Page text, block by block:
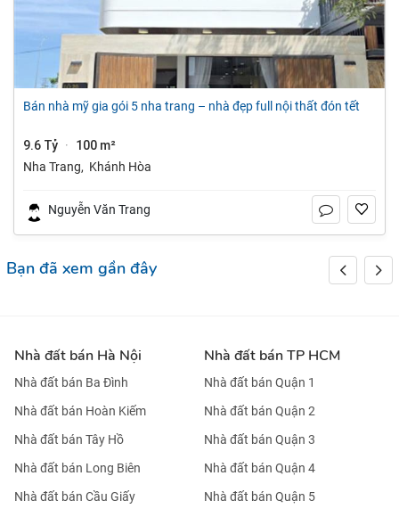
bán nhà mỹ gia gói 5 nha trang – nhà đẹp full nội thất đón tết
9.6 Tỷ · 100 m²
Nha Trang, Khánh Hòa
Nguyễn Văn Trang
Bạn đã xem gần đây
Nhà đất bán Hà Nội
Nhà đất bán Ba Đình
Nhà đất bán Hoàn Kiếm
Nhà đất bán Tây Hồ
Nhà đất bán Long Biên
Nhà đất bán Cầu Giấy
Nhà đất bán TP HCM
Nhà đất bán Quận 1
Nhà đất bán Quận 2
Nhà đất bán Quận 3
Nhà đất bán Quận 4
Nhà đất bán Quận 5